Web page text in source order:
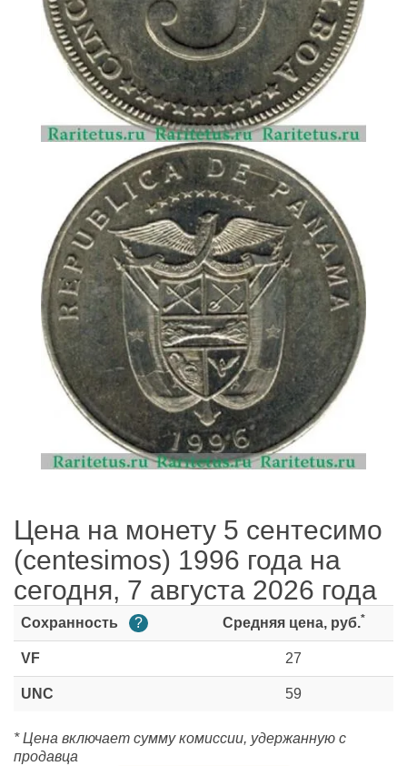
Цена на монету 5 сентесимо
(centesimos) 1996 года на
сегодня, 7 августа 2026 года
Сохранность ? Средняя цена, руб.*
VF 27
UNC 59
* Цена включает сумму комиссии, удержанную с
продавца